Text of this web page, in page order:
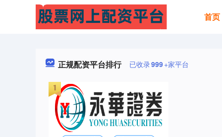
首页
正规配资平台排行 已收录999+家平台